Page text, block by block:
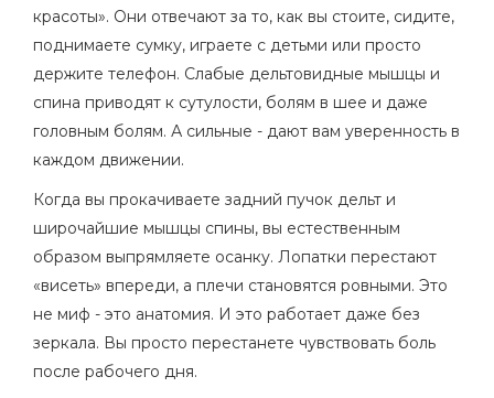
красоты». Они отвечают за то, как вы стоите, сидите,
поднимаете сумку, играете с детьми или просто
держите телефон. Слабые дельтовидные мышцы и
спина приводят к сутулости, болям в шее и даже
головным болям. А сильные - дают вам уверенность в
каждом движении.
Когда вы прокачиваете задний пучок дельт и
широчайшие мышцы спины, вы естественным
образом выпрямляете осанку. Лопатки перестают
«висеть» впереди, а плечи становятся ровными. Это
не миф - это анатомия. И это работает даже без
зеркала. Вы просто перестанете чувствовать боль
после рабочего дня.